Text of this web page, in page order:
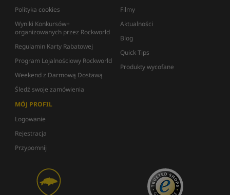
Polityka cookies
Wyniki Konkursów+
organizowanych przez Rockworld
Regulamin Karty Rabatowej
Program Lojalnościowy Rockworld
Weekend z Darmową Dostawą
Śledź swoje zamówienia
Filmy
Aktualności
Blog
Quick Tips
Produkty wycofane
MÓJ PROFIL
Logowanie
Rejestracja
Przypomnij